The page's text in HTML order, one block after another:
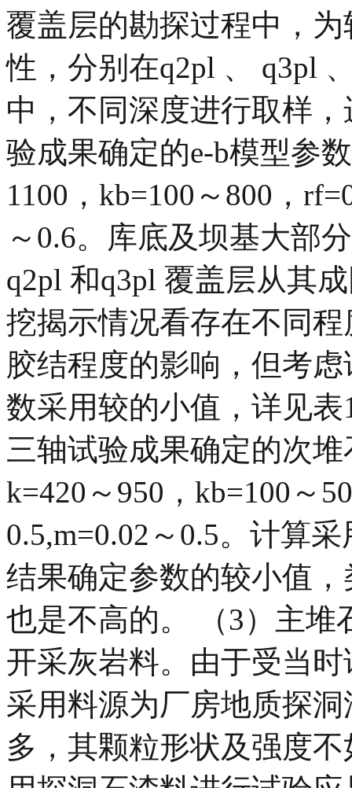
覆盖层的勘探过程中，
性，分别在q2pl 、 q3pl
中，不同深度进行取样
验成果确定的e-b模型参
1100，kb=100～800，
～0.6。库底及坝基大部
q2pl 和q3pl 覆盖层从其
挖揭示情况看存在不同
胶结程度的影响，但考
数采用较的小值，详见
三轴试验成果确定的次
k=420～950，kb=100～
0.5,m=0.02～0.5。计算
结果确定参数的较小值
也是不高的。 （3）主堆
开采灰岩料。由于受当
采用料源为厂房地质探
多，其颗粒形状及强度